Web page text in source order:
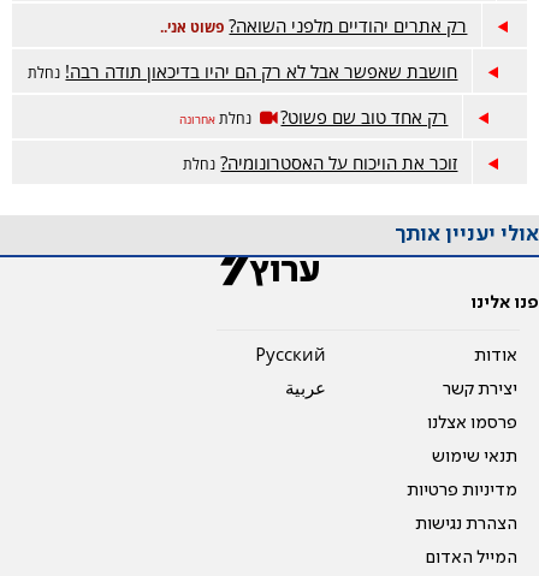
רק אתרים יהודיים מלפני השואה? פשוט אני..
חושבת שאפשר אבל לא רק הם יהיו בדיכאון תודה רבה! נחלת
רק אחד טוב שם פשוט? נחלת אחרונה
זוכר את הויכוח על האסטרונומיה? נחלת
אולי יעניין אותך
פנו אלינו
אודות
יצירת קשר
פרסמו אצלנו
תנאי שימוש
מדיניות פרטיות
הצהרת נגישות
המייל האדום
Pусский
عربية